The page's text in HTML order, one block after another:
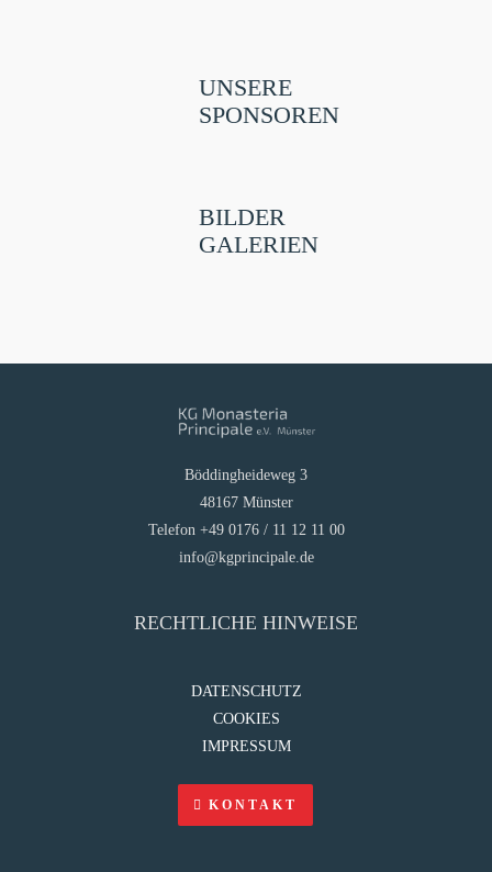
UNSERE
SPONSOREN
BILDER
GALERIEN
Böddingheideweg 3
48167 Münster
Telefon +49 0176 / 11 12 11 00
info@kgprincipale.de
RECHTLICHE HINWEISE
DATENSCHUTZ
COOKIES
IMPRESSUM
KONTAKT